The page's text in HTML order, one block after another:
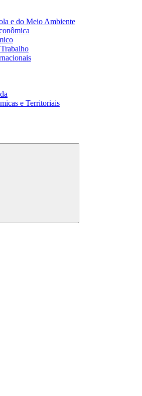
e do Meio Ambiente
e Territoriais
Buscar